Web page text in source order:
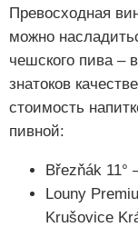
Превосходная
можно
чешского пива –
знатоков
стоимость
пивной:
Březňák
Louny
Krušovice